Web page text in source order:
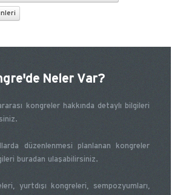
Neler Var?
kongreler hakkında detaylı bilgileri
düzenlenmesi planlanan kongreler
buradan ulaşabilirsiniz.
yurtdışı kongreleri, sempozyumları,